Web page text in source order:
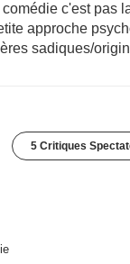
c'est pas
approche
sadiques/
5 Critiques